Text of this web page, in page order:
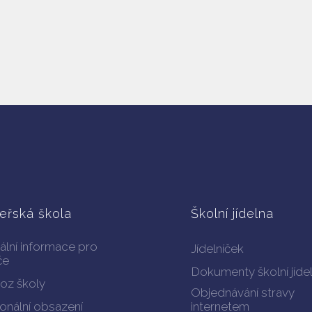
škola
informace pro
školy
obsazení
Školní jídelna
Jídelníček
Dokumenty školní
Objednávání stravy
internetem